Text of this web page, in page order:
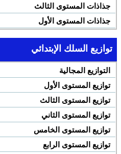
جذاذات المستوى الثالث
جذاذات المستوى الأول
توازيع السلك الإبتدائي
التوازيع المجالية
توازيع المستوى الأول
توازيع المستوى الثالث
توازيع المستوى الثاني
توازيع المستوى الخامس
توازيع المستوى الرابع